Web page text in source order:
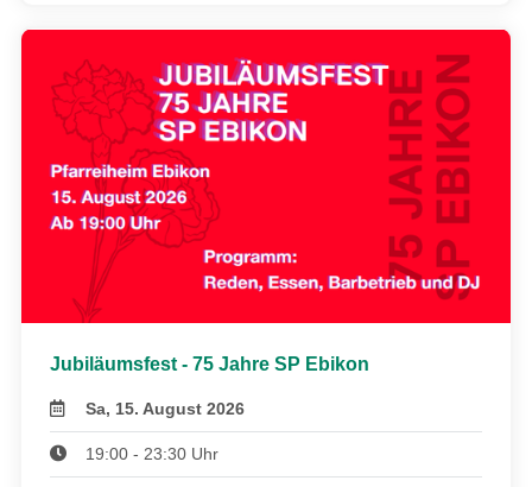
Jubiläumsfest - 75 Jahre SP Ebikon
Sa, 15. August 2026
19:00 - 23:30 Uhr